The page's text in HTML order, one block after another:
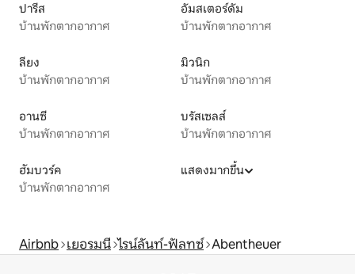
ปารีส
บ้านพักตากอากาศ
อัมสเตอร์ดัม
บ้านพักตากอากาศ
ลียง
บ้านพักตากอากาศ
มิวนิก
บ้านพักตากอากาศ
อานซี
บ้านพักตากอากาศ
บรัสเซลส์
บ้านพักตากอากาศ
ฮัมบวร์ค
บ้านพักตากอากาศ
แสดงมากขึ้น
Airbnb เยอรมนี ไรน์ลันท์-ฟัลทซ์ Abentheuer